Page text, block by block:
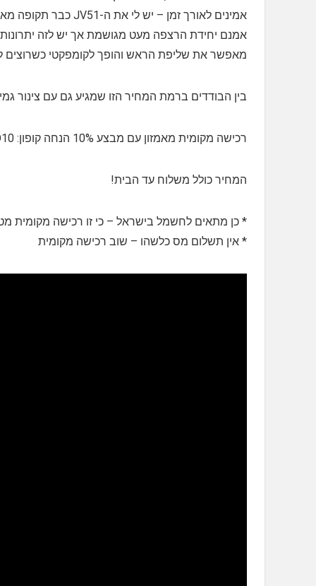
אמינים לאורך זמן – יש לי את ה-JV51 כבר תקופה מאוד ארוכה והוא פשוט מעולה
אמנם יחידת הרצפה מעט מגושמת אך יש לזה
מאפשר את שליפת הראש והופך לקומפקטי כשרוצים
בין הבודדים ברמת המחיר הזו שמגיע גם עם צינור
רכישה מקומית מאמזון עם מבצע 10% הנחה קופון: ALD10
המחיר כולל משלוח עד הבית!
* כן מתאים לחשמל בישראל – כי זו רכישה מקומית
* אין תשלום מס כלשהו – שוב רכישה מקומית